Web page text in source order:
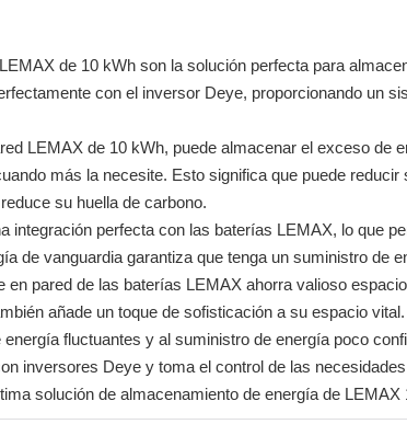
de 10 kWh son la solución perfecta para
con el inversor Deye, proporcionando un
LEMAX de 10 kWh, puede almacenar el exceso de
más la necesite. Esto significa que puede
su huella de carbono.
integración perfecta con las baterías LEMAX, lo que
de vanguardia garantiza que tenga un suministro de
en pared de las baterías LEMAX ahorra valioso
añade un toque de sofisticación a su espacio vital.
fluctuantes y al suministro de energía poco
inversores Deye y toma el control de las